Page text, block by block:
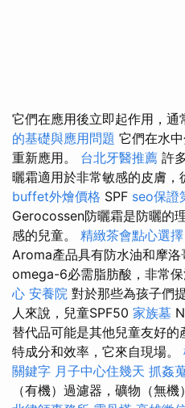
它們在應用後立即起作用，通
的基礎與應用問題 它們在水
重新應用。 台北牙醫推薦 許
曬霜適用於非常敏感的皮膚，
buffet外燴價格 SPF seo保證
Gerocossen防曬霜是防曬的
感的兒童。 精緻茶會點心選擇
Aroma產品具有防水油和摩
omega-6必需脂肪酸，非常保
心 安養院 對於那些為孩子們
人來說，兒童SPF50 家族墓
替代品可能是其他兒童友好
特成分和效率，它來自現場。
關鍵字 月子中心住幾天 抓姦
（有機）過濾器，礦物（無